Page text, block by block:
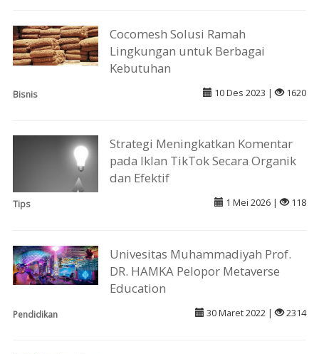
Cocomesh Solusi Ramah
Lingkungan untuk Berbagai
Kebutuhan
Bisnis 10 Des 2023 | 1620
Strategi Meningkatkan Komentar
pada Iklan TikTok Secara Organik
dan Efektif
Tips 1 Mei 2026 | 118
Univesitas Muhammadiyah Prof.
DR. HAMKA Pelopor Metaverse
Education
Pendidikan 30 Maret 2022 | 2314